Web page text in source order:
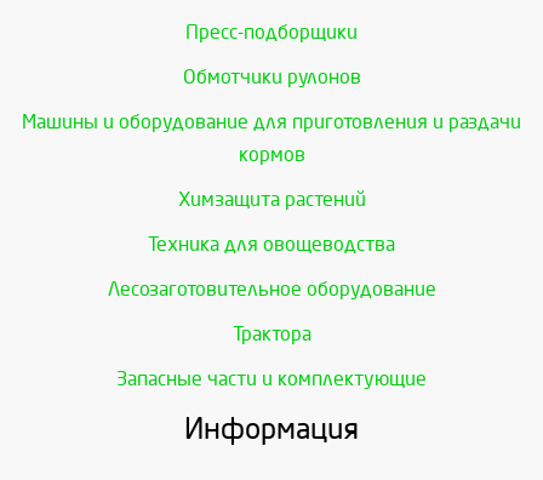
Пресс-подборщики
Обмотчики рулонов
Машины и оборудование для приготовления и раздачи
кормов
Химзащита растений
Техника для овощеводства
Лесозаготовительное оборудование
Трактора
Запасные части и комплектующие
Информация